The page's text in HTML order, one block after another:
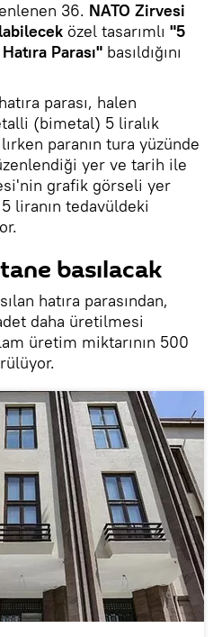
36. NATO Zirvesi
özel tasarımlı "5
Parası" basıldığını
parası, halen
(bimetal) 5 liralık
paranın tura yüzünde
yer ve tarih ile
grafik görseli yer
liranın tedavüldeki
basılacak
hatıra parasından,
daha üretilmesi
üretim miktarının 500